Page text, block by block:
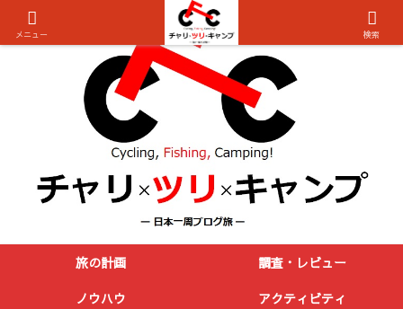
旅の計画
調査・レビュー
ノウハウ
アクティビティ
メニュー 検索